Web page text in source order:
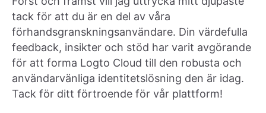
tack för att du är en del av våra
förhandsgranskningsanvändare. Din värdefulla
feedback, insikter och stöd har varit avgörande
för att forma Logto Cloud till den robusta och
användarvänliga identitetslösning den är idag.
Tack för ditt förtroende för vår plattform!